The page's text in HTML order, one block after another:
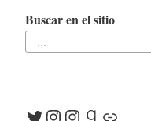
Buscar en el sitio
Twitter
Instagram
Instagram
Goodreads
Link